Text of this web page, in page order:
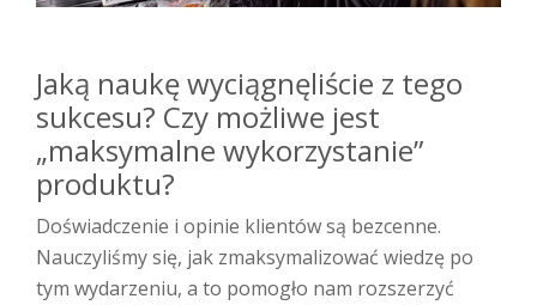
Jaką naukę wyciągnęliście z tego
sukcesu? Czy możliwe jest
„maksymalne wykorzystanie”
produktu?
Doświadczenie i opinie klientów są bezcenne.
Nauczyliśmy się, jak zmaksymalizować wiedzę po
tym wydarzeniu, a to pomogło nam rozszerzyć